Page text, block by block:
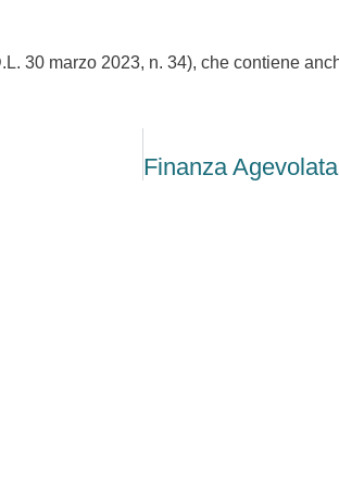
30 marzo 2023, n. 34), che contiene